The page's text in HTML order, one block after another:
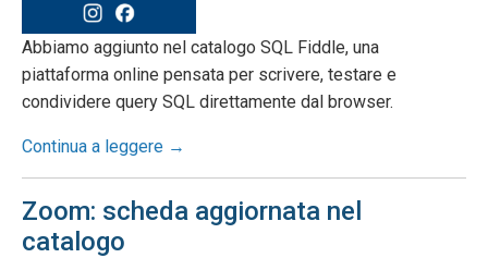
Abbiamo aggiunto nel catalogo SQL Fiddle, una
piattaforma online pensata per scrivere, testare e
condividere query SQL direttamente dal browser.
Continua a leggere →
Zoom: scheda aggiornata nel
catalogo